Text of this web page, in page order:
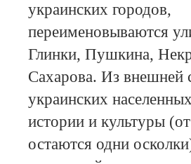
украинских городов,
переименовываются
Глинки, Пушкина,
Сахарова. Из внешней
украинских
истории и культуры
остаются одни